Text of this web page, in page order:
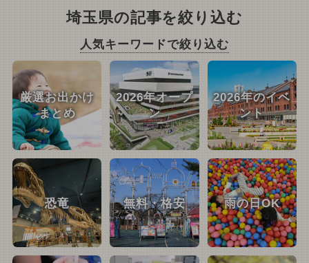
埼玉県の記事を絞り込む
人気キーワードで絞り込む
厳選お出かけ
まとめ
2026年オープ
ン
2026年のイベ
ント
恐竜 無料・格安 雨の日OK